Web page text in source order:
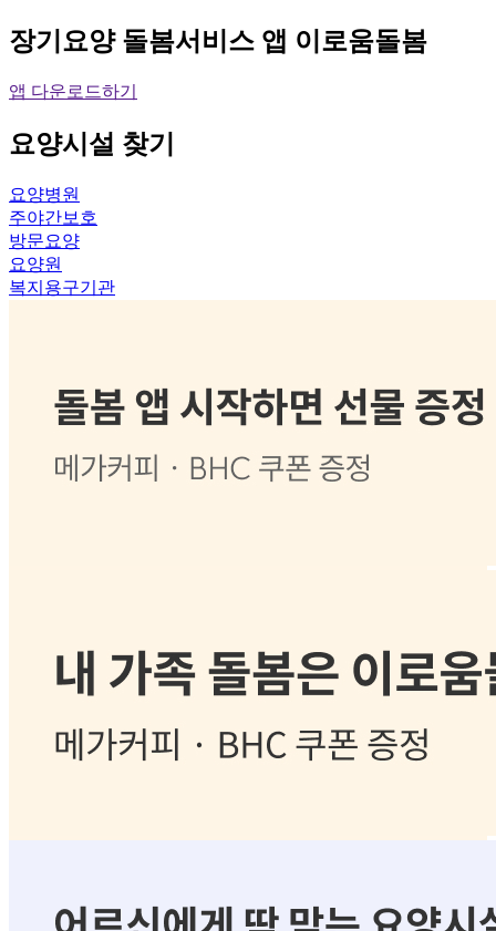
장기요양 돌봄서비스 앱 이로움돌봄
앱 다운로드하기
요양시설 찾기
요양병원
주야간보호
방문요양
요양원
복지용구기관